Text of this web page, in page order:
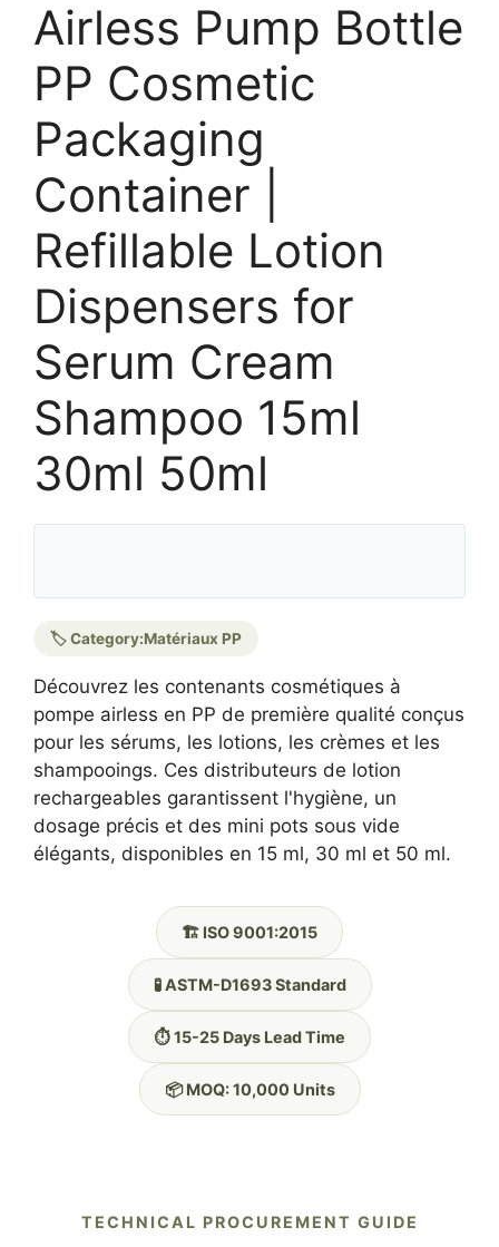
Airless Pump Bottle
PP Cosmetic
Packaging
Container |
Refillable Lotion
Dispensers for
Serum Cream
Shampoo 15ml
30ml 50ml
🏷️ Category:Matériaux PP
Découvrez les contenants cosmétiques à
pompe airless en PP de première qualité conçus
pour les sérums, les lotions, les crèmes et les
shampooings. Ces distributeurs de lotion
rechargeables garantissent l'hygiène, un
dosage précis et des mini pots sous vide
élégants, disponibles en 15 ml, 30 ml et 50 ml.
🏗️ ISO 9001:2015
🧪 ASTM-D1693 Standard
⏱️ 15-25 Days Lead Time
📦 MOQ: 10,000 Units
TECHNICAL PROCUREMENT GUIDE